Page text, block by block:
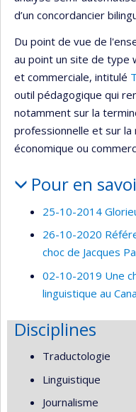
d’un concordancier
Du point de vue de
au point un site de type
et commerciale, intitulé
outil pédagogique qui
notamment sur la
professionnelle et sur la
économique ou
Pour en
25-10-2014
26-10-2020
choc de Jacques
02-10-2019 Une
linguistique au
Disciplines
Traductologie
Linguistique
Journalisme